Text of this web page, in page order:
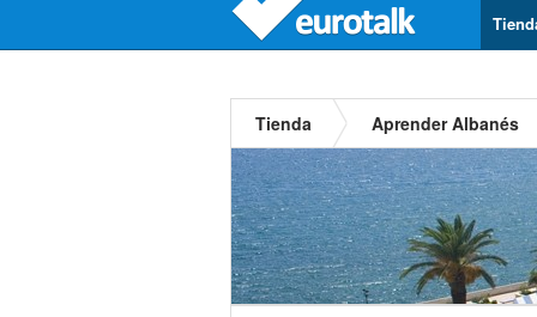
Tienda Aprender Albanés